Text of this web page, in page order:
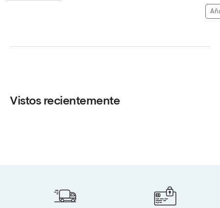
Vistos recientemente